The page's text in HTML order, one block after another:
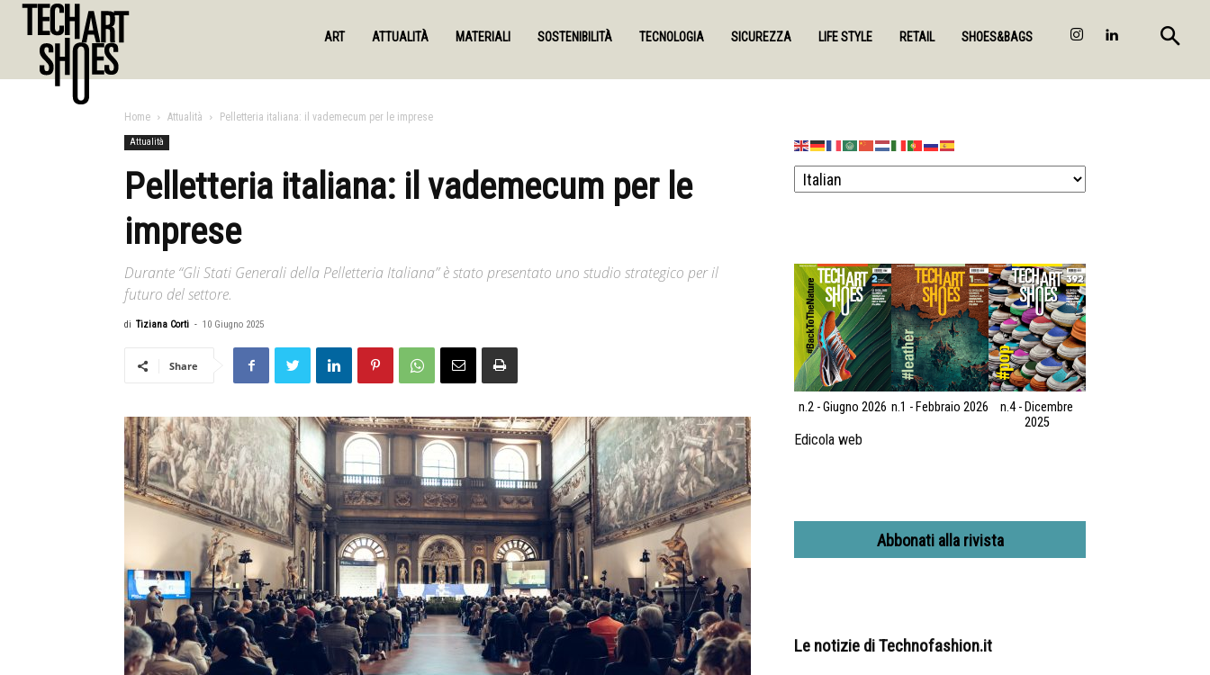
ART ATTUALITÀ MATERIALI SOSTENIBILITÀ TECNOLOGIA SICUREZZA LIFE STYLE RETAIL SHOES&BAGS
Home Attualità Pelletteria italiana: il vademecum per le imprese
Attualità
Pelletteria italiana: il vademecum per le
imprese
Durante “Gli Stati Generali della Pelletteria Italiana” è stato presentato uno studio strategico per il
futuro del settore.
di Tiziana Corti - 10 Giugno 2025
Share
n.2 - Giugno 2026 n.1 - Febbraio 2026
n.4 - Dicembre
2025
Edicola web
Abbonati alla rivista
Le notizie di Technofashion.it